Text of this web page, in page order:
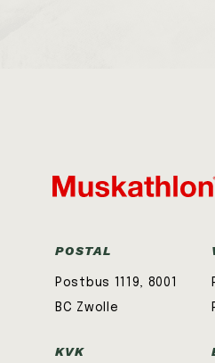
POSTAL
Postbus 1119, 8001
BC Zwolle
KVK